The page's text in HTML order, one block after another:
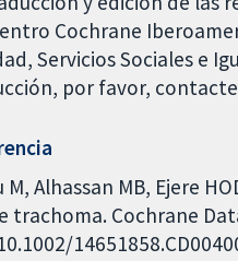
Cochrane
Servicios Sociales e
por favor,
M, Alhassan MB, Ejere
trachoma. Cochrane